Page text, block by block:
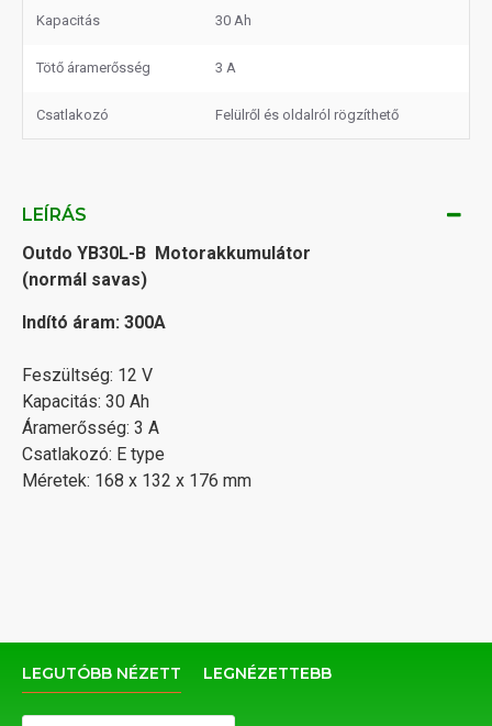
Kapacitás 30 Ah
Tötő áramerősség 3 A
Csatlakozó Felülről és oldalról rögzíthető
LEÍRÁS
Outdo YB30L-B Motorakkumulátor
(normál savas)
Indító áram: 300A
Feszültség: 12 V
Kapacitás: 30 Ah
Áramerősség: 3 A
Csatlakozó: E type
Méretek: 168 x 132 x 176 mm
LEGUTÓBB NÉZETT LEGNÉZETTEBB